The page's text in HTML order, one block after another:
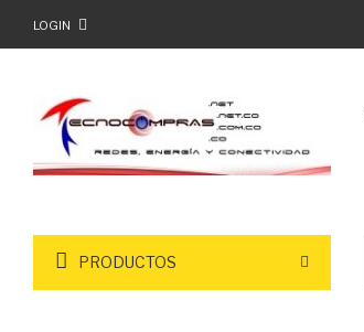
LOGIN
PRODUCTOS